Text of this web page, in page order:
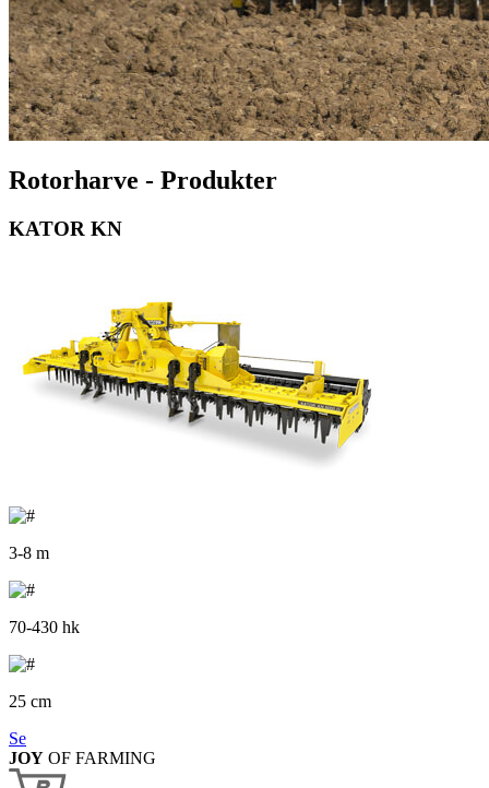
Rotorharve - Produkter
KATOR KN
3-8 m
70-430 hk
25 cm
Se
JOY OF FARMING